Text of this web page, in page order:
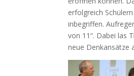
erfolgreich
inbegriffen.
von 11“. Dabei las
neue Denkansätze